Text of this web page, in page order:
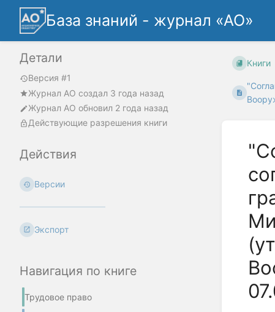
База знаний - журнал «АО»
Детали
Версия #1
Журнал АО создал 3 года назад
Журнал АО обновил 2 года назад
Действующие разрешения книги
Действия
Версии
Экспорт
Навигация по книге
Трудовое право
Книги